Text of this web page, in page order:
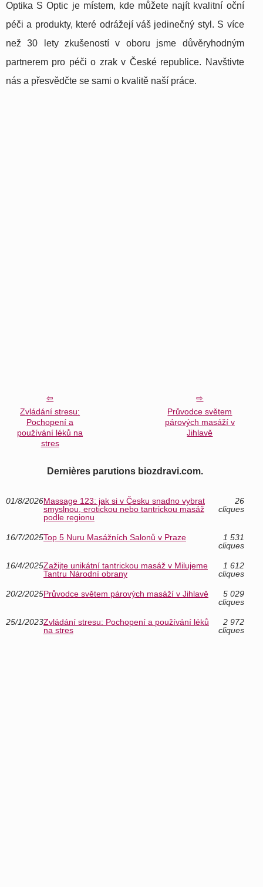
Optika S Optic je místem, kde můžete najít kvalitní oční
péči a produkty, které odrážejí váš jedinečný styl. S více
než 30 lety zkušeností v oboru jsme důvěryhodným
partnerem pro péči o zrak v České republice. Navštivte
nás a přesvědčte se sami o kvalitě naší práce.
Zvládání stresu:
Pochopení a
používání léků na
stres
Průvodce světem
párových masáží v
Jihlavě
Dernières parutions biozdravi.com.
01/8/2026Massage 123: jak si v Česku snadno vybrat
smyslnou, erotickou nebo tantrickou masáž
podle regionu
26
cliques
16/7/2025Top 5 Nuru Masážních Salonů v Praze
1 531
cliques
16/4/2025Zažijte unikátní tantrickou masáž v Milujeme
Tantru Národní obrany
1 612
cliques
20/2/2025Průvodce světem párových masáží v Jihlavě
5 029
cliques
25/1/2023Zvládání stresu: Pochopení a používání léků
na stres
2 972
cliques